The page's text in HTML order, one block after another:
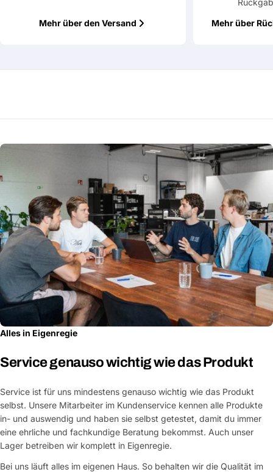
Mehr über den Versand
Mehr über
Alles in Eigenregie
Service genauso wichtig wie das Produkt
Service ist für uns mindestens genauso wichtig wie das Produkt
selbst. Unsere Mitarbeiter im Kundenservice kennen alle Produkte
in- und auswendig und haben sie selbst getestet, damit du immer
eine ehrliche und fachkundige Beratung bekommst. Auch unser
Lager betreiben wir komplett in Eigenregie.
Bei uns läuft alles im eigenen Haus. So behalten wir die Qualität im